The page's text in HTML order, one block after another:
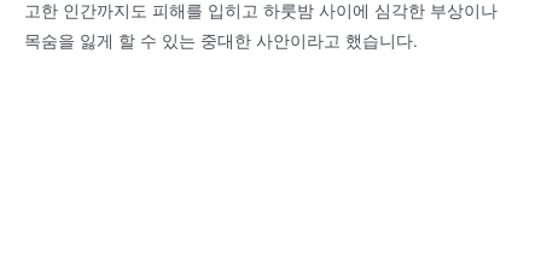
고한 인간까지도 피해를 입히고 하룻밤 사이에 심각한 부상이나
목숨을 잃게 할 수 있는 중대한 사안이라고 했습니다.